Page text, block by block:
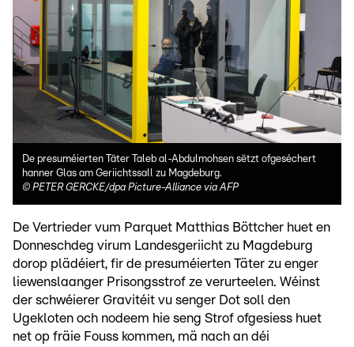
De presuméierten Täter Taleb al-Abdulmohsen sëtzt ofgeséchert
hanner Glas am Geriichtssall zu Magdeburg.
© PETER GERCKE/dpa Picture-Alliance via AFP
De Vertrieder vum Parquet Matthias Böttcher huet en
Donneschdeg virum Landesgeriicht zu Magdeburg
dorop plädéiert, fir de presuméierten Täter zu enger
liewenslaanger Prisongsstrof ze verurteelen. Wéinst
der schwéierer Gravitéit vu senger Dot soll den
Ugekloten och nodeem hie seng Strof ofgesiess huet
net op fräie Fouss kommen, mä nach an déi